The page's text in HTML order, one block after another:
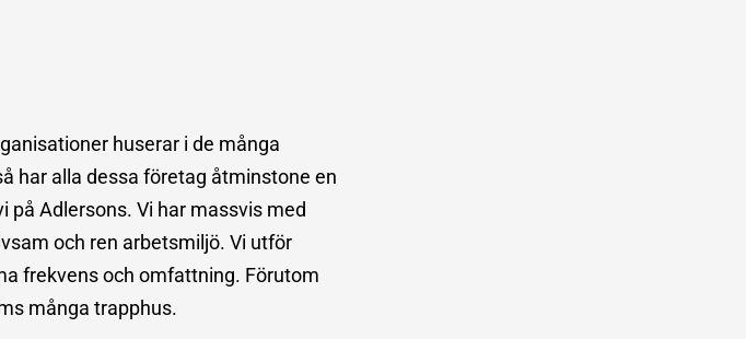
huserar i de många
har alla dessa företag åtminstone en
på Adlersons. Vi har massvis med
och ren arbetsmiljö. Vi utför
frekvens och omfattning. Förutom
många trapphus.